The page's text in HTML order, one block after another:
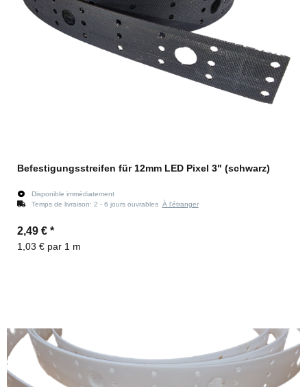
Befestigungsstreifen für 12mm LED Pixel 3" (schwarz)
Disponible immédiatement
Temps de livraison: 2 - 6 jours ouvrables À l'étranger
2,49 € *
1,03 € par 1 m